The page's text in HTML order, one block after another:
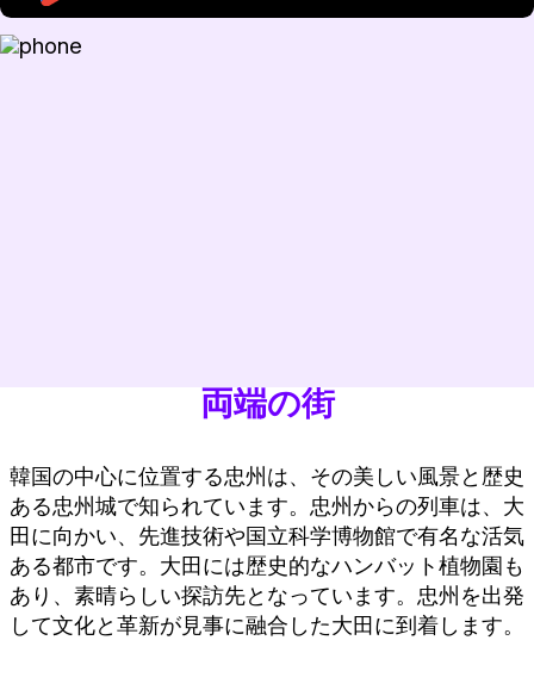
両端の街
韓国の中心に位置する忠州は、その美しい風景と歴史
ある忠州城で知られています。忠州からの列車は、大
田に向かい、先進技術や国立科学博物館で有名な活気
ある都市です。大田には歴史的なハンバット植物園も
あり、素晴らしい探訪先となっています。忠州を出発
して文化と革新が見事に融合した大田に到着します。